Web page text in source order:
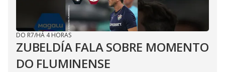
DO R7/HÁ 4 HORAS
ZUBELDÍA FALA SOBRE MOMENTO
DO FLUMINENSE